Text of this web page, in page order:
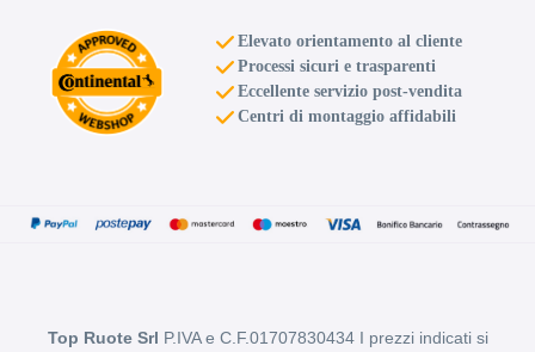
Elevato orientamento al cliente
Processi sicuri e trasparenti
Eccellente servizio post-vendita
Centri di montaggio affidabili
Top Ruote Srl P.IVA e C.F.01707830434 I prezzi indicati si